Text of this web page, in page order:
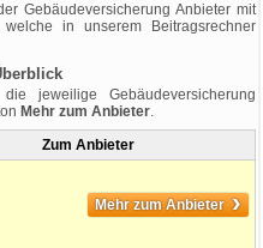
Gebäudeversicherung Anbieter mit
in unserem Beitragsrechner
jeweilige Gebäudeversicherung
Mehr zum Anbieter.
Zum Anbieter
Mehr zum Anbieter ›